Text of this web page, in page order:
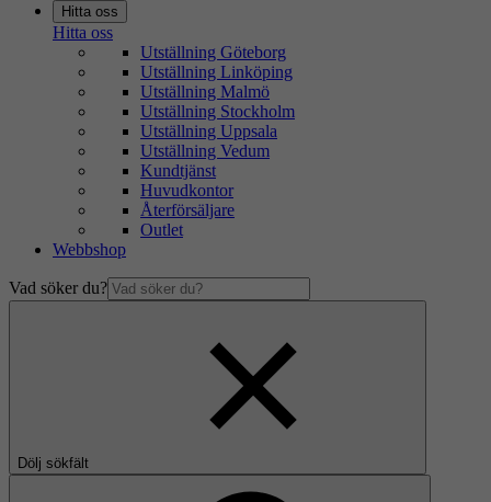
Hitta oss
Hitta oss
Utställning Göteborg
Utställning Linköping
Utställning Malmö
Utställning Stockholm
Utställning Uppsala
Utställning Vedum
Kundtjänst
Huvudkontor
Återförsäljare
Outlet
Webbshop
Vad söker du?
Dölj sökfält